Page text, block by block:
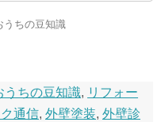
うちの豆知識
うちの豆知識, リフォー
通信, 外壁塗装, 外壁診